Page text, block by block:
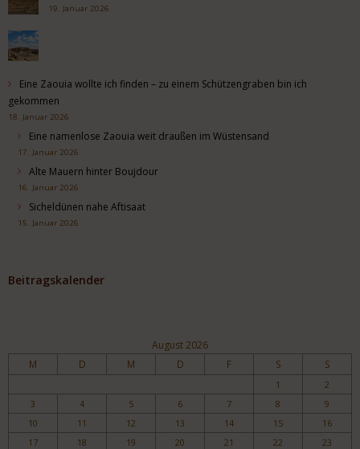
19. Januar 2026
Eine Zaouia wollte ich finden – zu einem Schützengraben bin ich
gekommen
18. Januar 2026
Eine namenlose Zaouia weit draußen im Wüstensand
17. Januar 2026
Alte Mauern hinter Boujdour
16. Januar 2026
Sicheldünen nahe Aftisaat
15. Januar 2026
Beitragskalender
August 2026
M D M D F S S
1
2
3
4 5 6 7 8
9
10
11 12 13 14 15
16
17
18 19 20 21 22
23